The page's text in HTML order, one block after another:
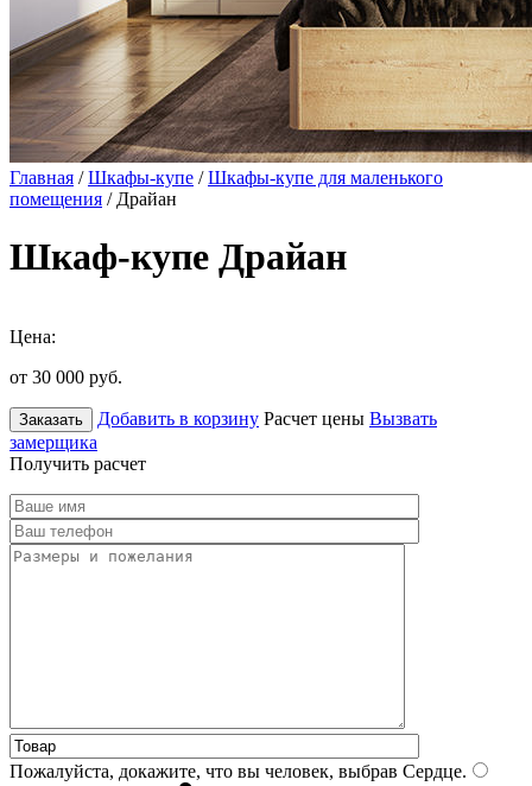
Главная /Шкафы-купе /Шкафы-купе для маленького
помещения / Драйан
Шкаф-купе Драйан
Цена:
от 30 000 руб.
Заказать Добавить в корзину Расчет цены Вызвать
замерщика
Получить расчет
Пожалуйста, докажите, что вы человек, выбрав Сердце.